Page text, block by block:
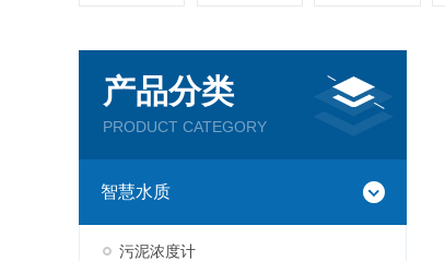
产品分类
PRODUCT CATEGORY
智慧水质
污泥浓度计